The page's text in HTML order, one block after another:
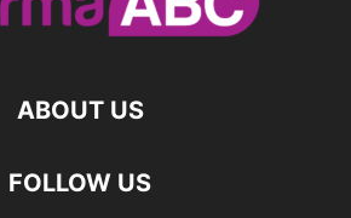
ABOUT US
FOLLOW US